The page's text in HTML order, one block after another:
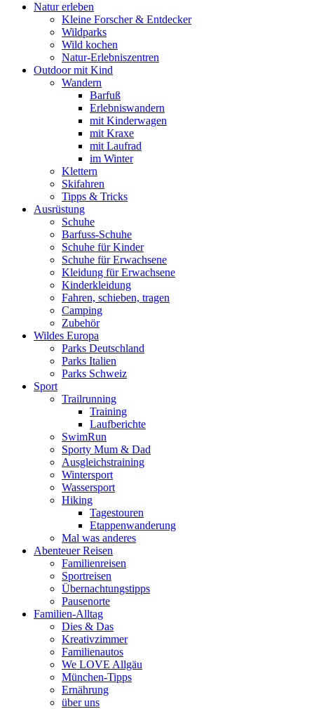
Natur erleben
Kleine Forscher & Entdecker
Wildparks
Wild kochen
Natur-Erlebniszentren
Outdoor mit Kind
Wandern
Barfuß
Erlebniswandern
mit Kinderwagen
mit Kraxe
mit Laufrad
im Winter
Klettern
Skifahren
Tipps & Tricks
Ausrüstung
Schuhe
Barfuss-Schuhe
Schuhe für Kinder
Schuhe für Erwachsene
Kleidung für Erwachsene
Kinderkleidung
Fahren, schieben, tragen
Camping
Zubehör
Wildes Europa
Parks Deutschland
Parks Italien
Parks Schweiz
Sport
Trailrunning
Training
Laufberichte
SwimRun
Sporty Mum & Dad
Ausgleichstraining
Wintersport
Wassersport
Hiking
Tagestouren
Etappenwanderung
Mal was anderes
Abenteuer Reisen
Familienreisen
Sportreisen
Übernachtungstipps
Pausenorte
Familien-Alltag
Dies & Das
Kreativzimmer
Familienautos
We LOVE Allgäu
München-Tipps
Ernährung
über uns